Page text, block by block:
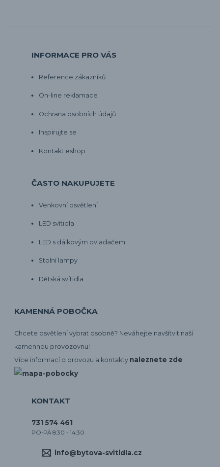
INFORMACE PRO VÁS
Reference zákazníků
On-line reklamace
Ochrana osobních údajů
Inspirujte se
Kontakt eshop
ČASTO NAKUPUJETE
Venkovní osvětlení
LED svítidla
LED s dálkovým ovladačem
Stolní lampy
Dětská svítidla
KAMENNÁ POBOČKA
Chcete osvětlení vybrat osobně? Neváhejte navšítvit naší
kamennou provozovnu!
Více informací o provozu a kontakty naleznete zde
KONTAKT
731 574 461
PO-PÁ 8:30 - 14:30
info@bytova-svitidla.cz